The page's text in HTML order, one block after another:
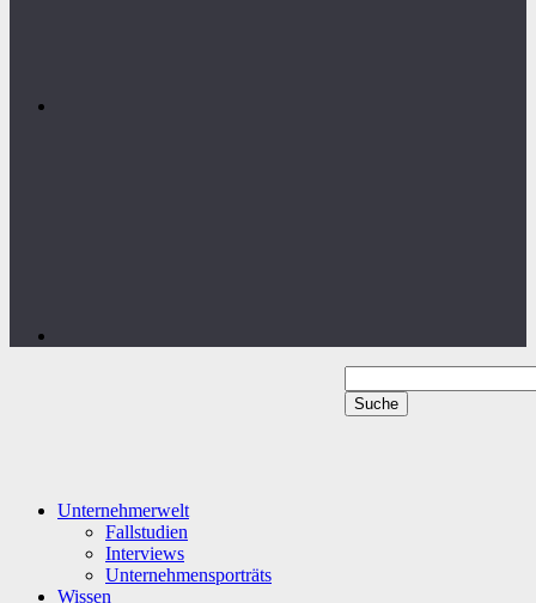
Unternehmerwelt
Fallstudien
Interviews
Unternehmensporträts
Wissen